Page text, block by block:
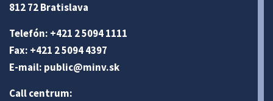
812 72 Bratislava
Telefón: +421 2 5094 1111
Fax: +421 2 5094 4397
E-mail: public@minv.sk
Call centrum: